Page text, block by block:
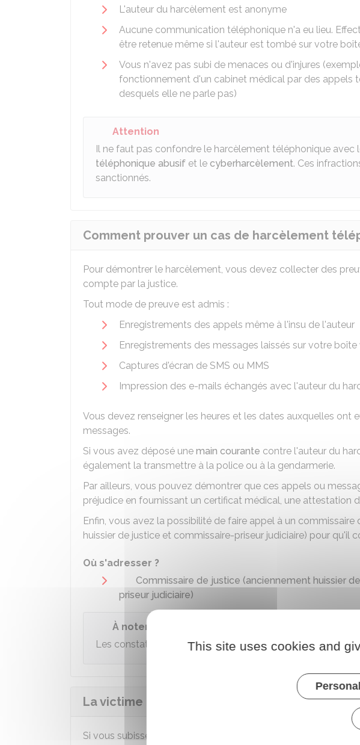
L'auteur du harcèlement est anonyme
Aucune communication téléphonique n'a eu lieu.
être retenue même si l'auteur est tombé sur votre
Vous n'avez pas subi de menaces ou d'injures
fonctionnement d'un cabinet médical par des appels
desquels elle ne parle pas)
Attention
Il ne faut pas confondre le harcèlement téléphonique avec
téléphonique abusif et le cyberharcèlement. Ces
sanctionnés.
Comment prouver un cas de harcèlement
Pour démontrer le harcèlement, vous devez collecter des
compte par la justice.
Tout mode de preuve est admis :
Enregistrements des appels même à l'insu de l'auteur
Enregistrements des messages laissés sur votre
Captures d'écran de SMS ou MMS
Impression des e-mails échangés avec l'auteur du
Vous devez renseigner les heures et les dates auxquelles ont
messages.
Si vous avez déposé une main courante contre l'auteur du
également la transmettre à la police ou à la gendarmerie.
Par ailleurs, vous pouvez démontrer que ces appels ou
préjudice en fournissant un certificat médical, une attestation
Enfin, vous avez la possibilité de faire appel à un commissaire
huissier de justice et commissaire-priseur judiciaire) pour qu'il
Où s'adresser ?
Commissaire de justice (anciennement huissier
priseur judiciaire)
À noter
Les constats effectués par un commissaire de justice
La victime peut-elle déposer plainte contre
Si vous subissez des appels téléphoniques ou messages
This site uses cookies and